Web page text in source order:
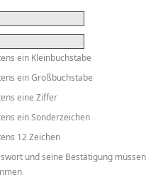
ein Kleinbuchstabe
ein Großbuchstabe
eine Ziffer
ein Sonderzeichen
12 Zeichen
und seine Bestätigung müssen